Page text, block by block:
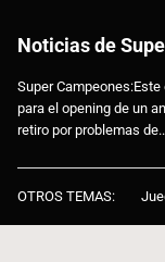
Noticias de
Super
para el opening de un
retiro por problemas de..
OTROS TEMAS: